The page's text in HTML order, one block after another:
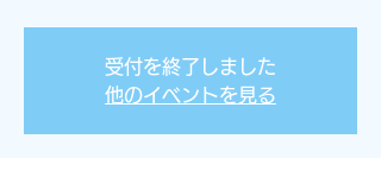
受付を終了しました
他のイベントを見る